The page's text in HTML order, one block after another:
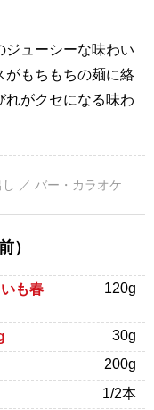
ジューシーな味わい
がもちもちの麺に絡
れがクセになる味わ
／ バー・カラオケ
）
も春
120g
30g
200g
1/2本